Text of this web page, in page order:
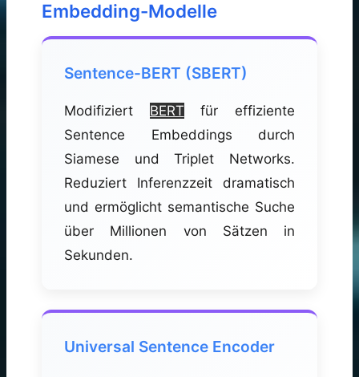
Embedding-Modelle
Sentence-BERT (SBERT)
Modifiziert BERT für effiziente
Sentence Embeddings durch
Siamese und Triplet Networks.
Reduziert Inferenzzeit dramatisch
und ermöglicht semantische Suche
über Millionen von Sätzen in
Sekunden.
Universal Sentence Encoder